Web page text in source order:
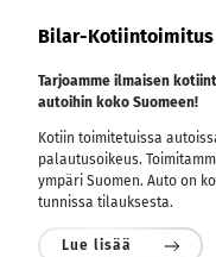
Bilar-Kotiintoimitus
Tarjoamme ilmaisen
autoihin koko Suomeen!
Kotiin toimitetuissa
palautusoikeus.
ympäri Suomen. Auto on
tunnissa tilauksesta.
Lue lisää